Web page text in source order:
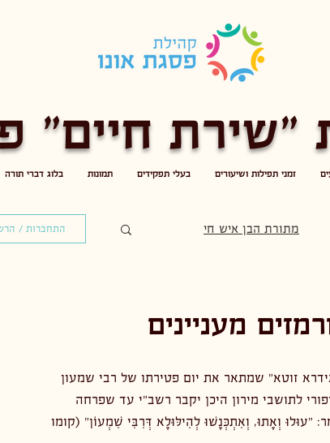
"שירת חיים"
זמני תפילות ושיעורים בעלי תפקידים תמונות בלוג דברי תורה
מתורת הבן איש חי התחברות /
מעניינים
זוטא" שמתאר את יום פטירתו של רבי שמעון
לתושבי מירון היכן יקבר רשב"י עד שפרחה
"עוּלוּ וְאָתוּ, וְאִתְכְּנָשׁוּ לְהִילּוּלָא דְּרִבִּי שִׁמְעוֹן" (קומו